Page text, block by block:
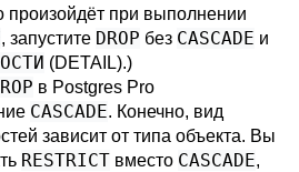
произойдёт при выполнении
, запустите DROP без CASCADE и
(DETAIL).)
в Postgres Pro
CASCADE. Конечно, вид
зависит от типа объекта. Вы
RESTRICT вместо CASCADE,